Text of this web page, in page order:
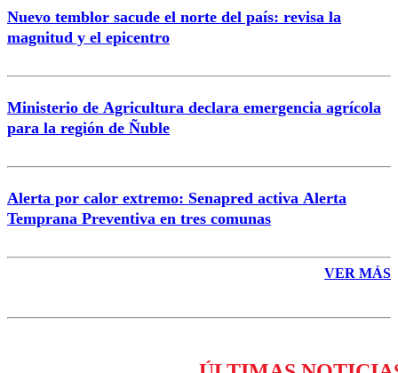
Nuevo temblor sacude el norte del país: revisa la
magnitud y el epicentro
Ministerio de Agricultura declara emergencia agrícola
para la región de Ñuble
Alerta por calor extremo: Senapred activa Alerta
Temprana Preventiva en tres comunas
VER MÁS